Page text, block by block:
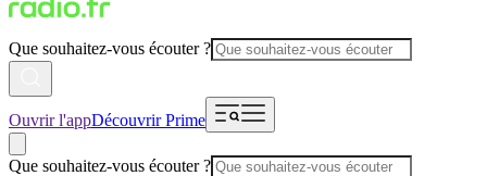
Que souhaitez-vous écouter ?
Ouvrir l'appDécouvrir Prime
Que souhaitez-vous écouter ?